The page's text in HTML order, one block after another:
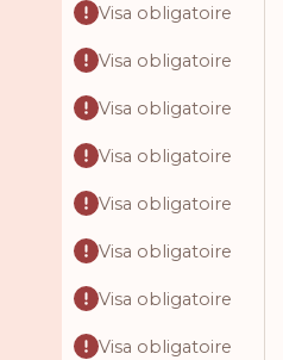
Visa obligatoire
Visa obligatoire
Visa obligatoire
Visa obligatoire
Visa obligatoire
Visa obligatoire
Visa obligatoire
Visa obligatoire